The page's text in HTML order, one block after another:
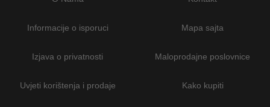
Informacije o isporuci
Izjava o privatnosti
Uvjeti korištenja i prodaje
Mapa sajta
Maloprodajne poslovnice
Kako kupiti